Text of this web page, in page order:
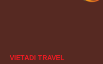
VIETADI TRAVEL